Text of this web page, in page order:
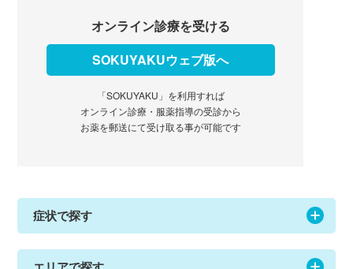
オンライン診療を受ける
SOKUYAKUウェブ版へ
「SOKUYAKU」を利用すれば
オンライン診療・服薬指導の受診から
お薬を郵送にて受け取る事が可能です
症状で探す